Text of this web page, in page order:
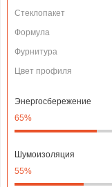
Стеклопакет
Формула
Фурнитура
Цвет профиля
Энергосбережение
65%
Шумоизоляция
55%